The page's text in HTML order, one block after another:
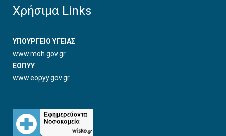
Χρήσιμα Links
ΥΠΟΥΡΓΕΙΟ ΥΓΕΙΑΣ
www.moh.gov.gr
ΕΟΠΥΥ
www.eopyy.gov.gr